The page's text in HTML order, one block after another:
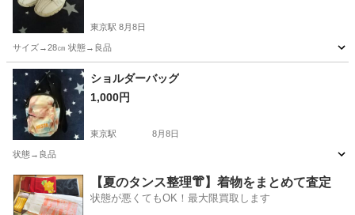
東京駅 8月8日
サイズ→28㎝ 状態→良品
滋賀 草津市 良品
ショルダーバッグ
1,000円
東京駅 8月8日
状態→良品
滋賀 草津市 東京駅 バッグ
【夏のタンス整理👘】着物をまとめて査定
状態が悪くてもOK！最大限買取します